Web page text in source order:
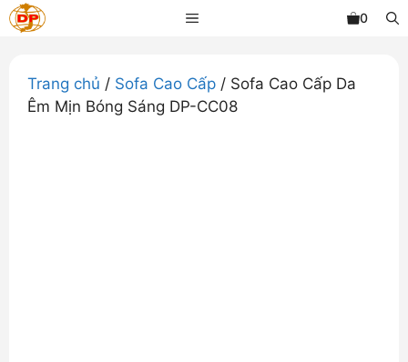
Chuyển
đến
dung
MENU 0
Trang chủ / Sofa Cao Cấp / Sofa Cao Cấp Da
Êm Mịn Bóng Sáng DP-CC08